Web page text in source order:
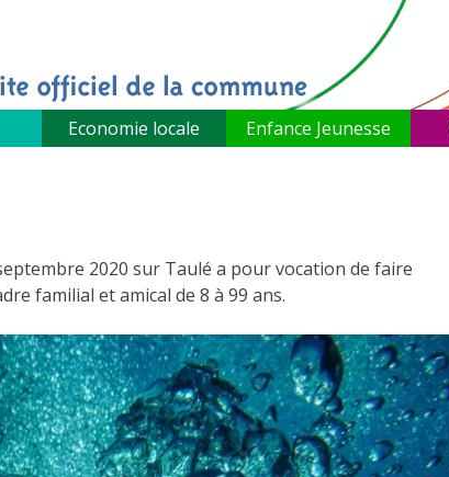
Economie locale Enfance Jeunesse
2020 sur Taulé a pour vocation de faire
familial et amical de 8 à 99 ans.